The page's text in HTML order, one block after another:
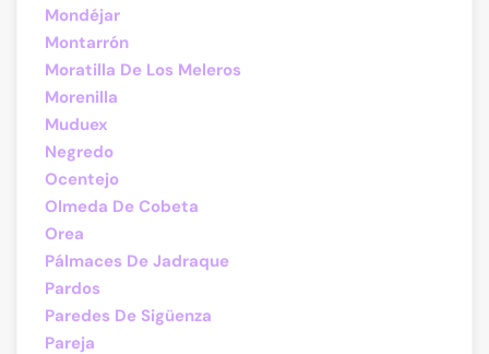
Mondéjar
Montarrón
Moratilla De Los Meleros
Morenilla
Muduex
Negredo
Ocentejo
Olmeda De Cobeta
Orea
Pálmaces De Jadraque
Pardos
Paredes De Sigüenza
Pareja